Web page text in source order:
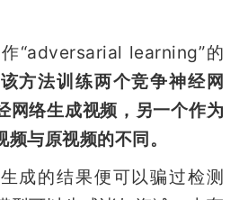
“adversarial learning”的
该方法训练两个竞争神经网
网络生成视频，另一个作为
与原视频的不同。
成的结果便可以骗过检测